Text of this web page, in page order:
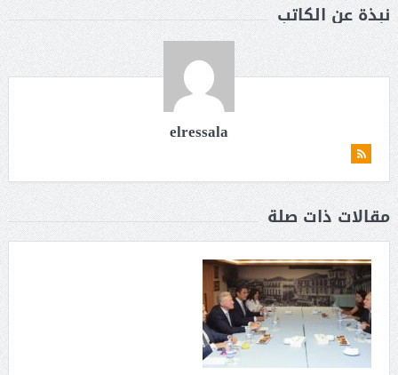
نبذة عن الكاتب
elressala
مقالات ذات صلة